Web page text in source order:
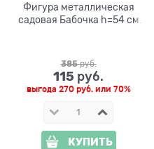
Фигура металлическая
садовая Бабочка h=54 см
385 руб.
115 руб.
выгода 270 руб.или 70%
КУПИТЬ